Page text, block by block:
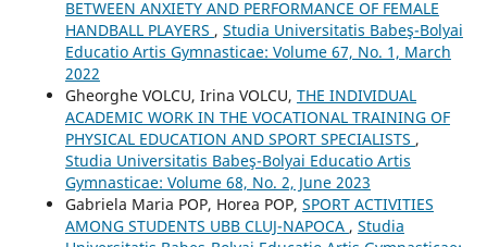
BETWEEN ANXIETY AND PERFORMANCE OF FEMALE
HANDBALL PLAYERS , Studia Universitatis Babeş-Bolyai
Educatio Artis Gymnasticae: Volume 67, No. 1, March
2022
Gheorghe VOLCU, Irina VOLCU, THE INDIVIDUAL
ACADEMIC WORK IN THE VOCATIONAL TRAINING OF
PHYSICAL EDUCATION AND SPORT SPECIALISTS ,
Studia Universitatis Babeş-Bolyai Educatio Artis
Gymnasticae: Volume 68, No. 2, June 2023
Gabriela Maria POP, Horea POP, SPORT ACTIVITIES
AMONG STUDENTS UBB CLUJ-NAPOCA , Studia